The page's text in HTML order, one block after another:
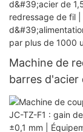
Machine de
barres d'acier
industrielle
CNC et
Certifiée ISO